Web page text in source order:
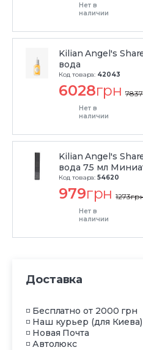
Нет в
наличии
Kilian Angel's
вода
Код товара: 42043
6028грн 7837
Нет в
наличии
Kilian Angel's
вода 7.5 мл
Код товара: 54620
979грн 1273
Нет в
наличии
Доставка
◽ Бесплатно от 2000 грн
◽ Наш курьер (для Киева)
◽ Новая Почта
◽ Автолюкс